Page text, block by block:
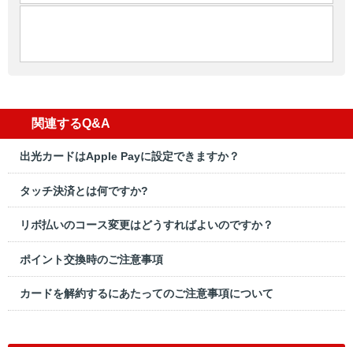
関連するQ&A
出光カードはApple Payに設定できますか？
タッチ決済とは何ですか?
リボ払いのコース変更はどうすればよいのですか？
ポイント交換時のご注意事項
カードを解約するにあたってのご注意事項について